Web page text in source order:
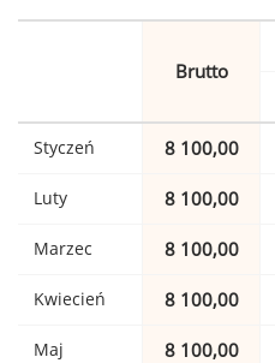
Brutto
Styczeń 8 100,00
Luty 8 100,00
Marzec 8 100,00
Kwiecień 8 100,00
Maj 8 100,00